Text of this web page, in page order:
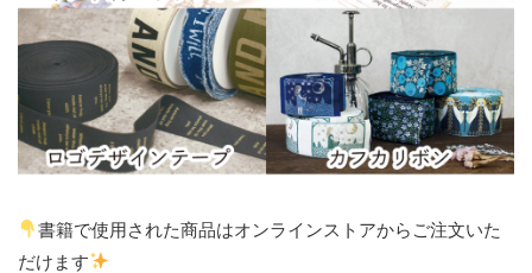
書籍で使用された商品はオンラインストアからご注文いた
だけます